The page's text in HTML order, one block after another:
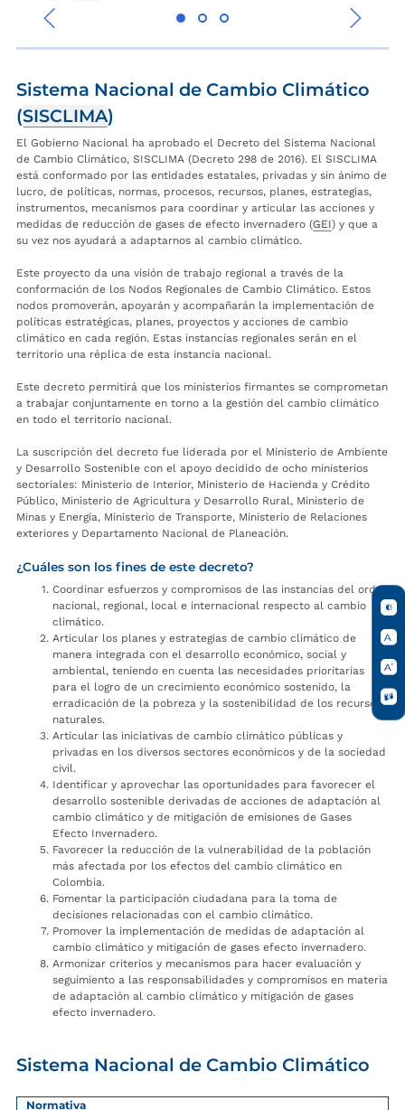
‹
›
Sistema Nacional de Cambio Climático
(SISCLIMA)
El Gobierno Nacional ha aprobado el Decreto del Sistema Nacional
de Cambio Climático, SISCLIMA (Decreto 298 de 2016). El SISCLIMA
está conformado por las entidades estatales, privadas y sin ánimo de
lucro, de políticas, normas, procesos, recursos, planes, estrategias,
instrumentos, mecanismos para coordinar y articular las acciones y
medidas de reducción de gases de efecto invernadero (GEI) y que a
su vez nos ayudará a adaptarnos al cambio climático.
Este proyecto da una visión de trabajo regional a través de la
conformación de los Nodos Regionales de Cambio Climático. Estos
nodos promoverán, apoyarán y acompañarán la implementación de
políticas estratégicas, planes, proyectos y acciones de cambio
climático en cada región. Estas instancias regionales serán en el
territorio una réplica de esta instancia nacional.
Este decreto permitirá que los ministerios firmantes se comprometan
a trabajar conjuntamente en torno a la gestión del cambio climático
en todo el territorio nacional.
La suscripción del decreto fue liderada por el Ministerio de Ambiente
y Desarrollo Sostenible con el apoyo decidido de ocho ministerios
sectoriales: Ministerio de Interior, Ministerio de Hacienda y Crédito
Público, Ministerio de Agricultura y Desarrollo Rural, Ministerio de
Minas y Energía, Ministerio de Transporte, Ministerio de Relaciones
exteriores y Departamento Nacional de Planeación.
¿Cuáles son los fines de este decreto?
Coordinar esfuerzos y compromisos de las instancias del orden
nacional, regional, local e internacional respecto al cambio
climático.
Articular los planes y estrategias de cambio climático de
manera integrada con el desarrollo económico, social y
ambiental, teniendo en cuenta las necesidades prioritarias
para el logro de un crecimiento económico sostenido, la
erradicación de la pobreza y la sostenibilidad de los recursos
naturales.
Articular las iniciativas de cambio climático públicas y
privadas en los diversos sectores económicos y de la sociedad
civil.
Identificar y aprovechar las oportunidades para favorecer el
desarrollo sostenible derivadas de acciones de adaptación al
cambio climático y de mitigación de emisiones de Gases
Efecto Invernadero.
Favorecer la reducción de la vulnerabilidad de la población
más afectada por los efectos del cambio climático en
Colombia.
Fomentar la participación ciudadana para la toma de
decisiones relacionadas con el cambio climático.
Promover la implementación de medidas de adaptación al
cambio climático y mitigación de gases efecto invernadero.
Armonizar criterios y mecanismos para hacer evaluación y
seguimiento a las responsabilidades y compromisos en materia
de adaptación al cambio climático y mitigación de gases
efecto invernadero.
Sistema Nacional de Cambio Climático
Normativa